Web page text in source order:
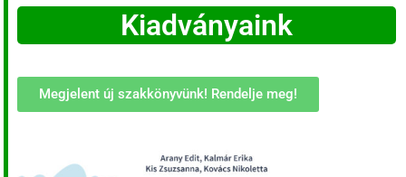
Kiadványaink
Megjelent új szakkönyvünk! Rendelje meg!